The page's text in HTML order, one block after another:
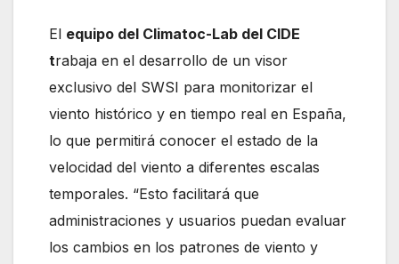
El equipo del Climatoc-Lab del CIDE
trabaja en el desarrollo de un visor
exclusivo del SWSI para monitorizar el
viento histórico y en tiempo real en España,
lo que permitirá conocer el estado de la
velocidad del viento a diferentes escalas
temporales. “Esto facilitará que
administraciones y usuarios puedan evaluar
los cambios en los patrones de viento y